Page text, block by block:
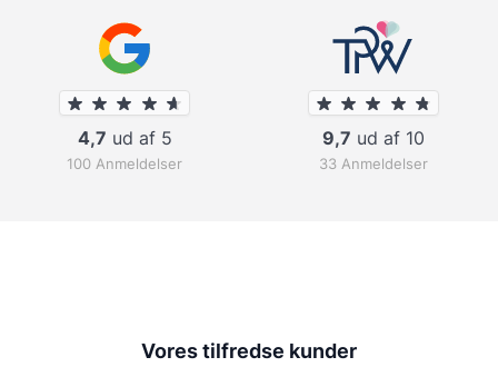
4,7 ud af 5
100 Anmeldelser
9,7 ud af 10
33 Anmeldelser
Vores tilfredse kunder